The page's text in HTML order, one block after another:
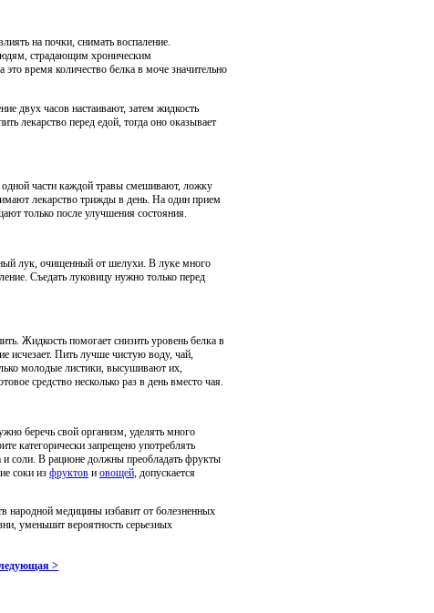
на почки, снимать воспаление.
страдающим хроническим
время количество белка в моче значительно
двух часов настаивают, затем жидкость
лекарство перед едой, тогда оно оказывает
части каждой травы смешивают, ложку
лекарство трижды в день. На один прием
только после улучшения состояния.
лук, очищенный от шелухи. В луке много
Съедать луковицу нужно только перед
Жидкость помогает снизить уровень белка в
исчезает. Пить лучше чистую воду, чай,
молодые листики, высушивают их,
средство несколько раз в день вместо чая.
беречь свой организм, уделять много
категорически запрещено употреблять
и соли. В рационе должны преобладать фрукты
соки из фруктов и овощей , допускается
народной медицины избавит от болезненных
уменьшит вероятность серьезных
>